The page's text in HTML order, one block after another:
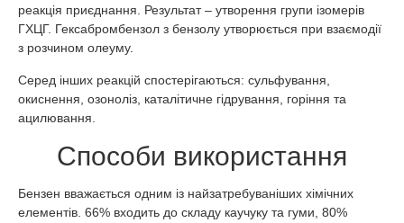
реакція приєднання. Результат – утворення групи ізомерів
ГХЦГ. Гексабромбензол з бензолу утворюється при взаємодії
з розчином олеуму.
Серед інших реакцій спостерігаються: сульфування,
окиснення, озоноліз, каталітичне гідрування, горіння та
ацилювання.
Способи використання
Бензен вважається одним із найзатребуваніших хімічних
елементів. 66% входить до складу каучуку та гуми, 80%